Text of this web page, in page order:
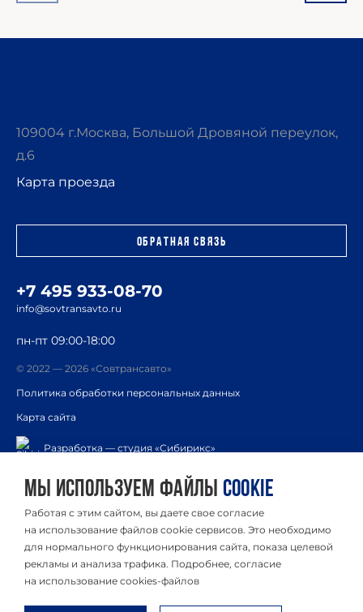
109004 г.Москва, Большой Дровяной переулок,
д.6
Карта проезда
Услуги
География перевозок
Отраслевые решения
Реализованные проекты
Компания
Информация
Контакты
Обратная связь
+7 495 933-08-70
info@sovtransavto.ru
пн-пт 09:00-18:00
© 2022 — 2026 «Совтрансавто»
Политика обработки персональных данных
Карта сайта
Разработка — студия «Сибирикс»
Мы используем файлы cookie
Работая с этим сайтом, вы даете свое согласие
на использование файлов cookie сервисов. Это необходимо
для нормального функционирования сайта, показа целевой
рекламы и анализа трафика. Подробнее, согласие
на использование cookies-файлов